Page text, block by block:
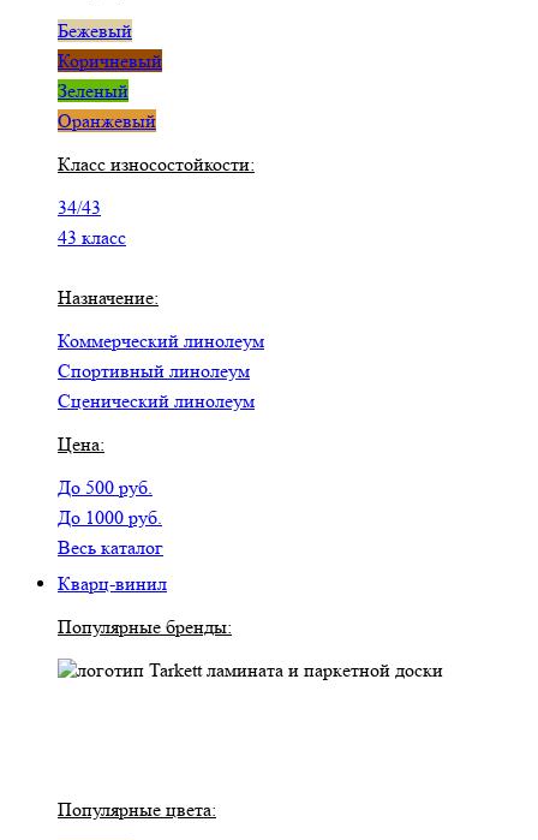
Бежевый
Коричневый
Зеленый
Оранжевый
Класс износостойкости:
34/43
43 класс
Назначение:
Коммерческий линолеум
Спортивный линолеум
Сценический линолеум
Цена:
До 500 руб.
До 1000 руб.
Весь каталог
Кварц-винил
Популярные бренды:
Популярные цвета: